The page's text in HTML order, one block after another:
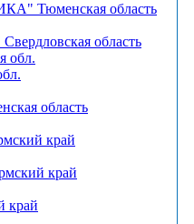
Тюменская область
область
область
край
край
край